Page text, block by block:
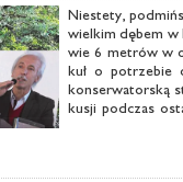
Nie­ste­ty,
wiel­kim dę­bem w
wie 6 me­trów w
kuł o po­trze­bie
kon­ser­wa­tor­ską
ku­sji pod­czas